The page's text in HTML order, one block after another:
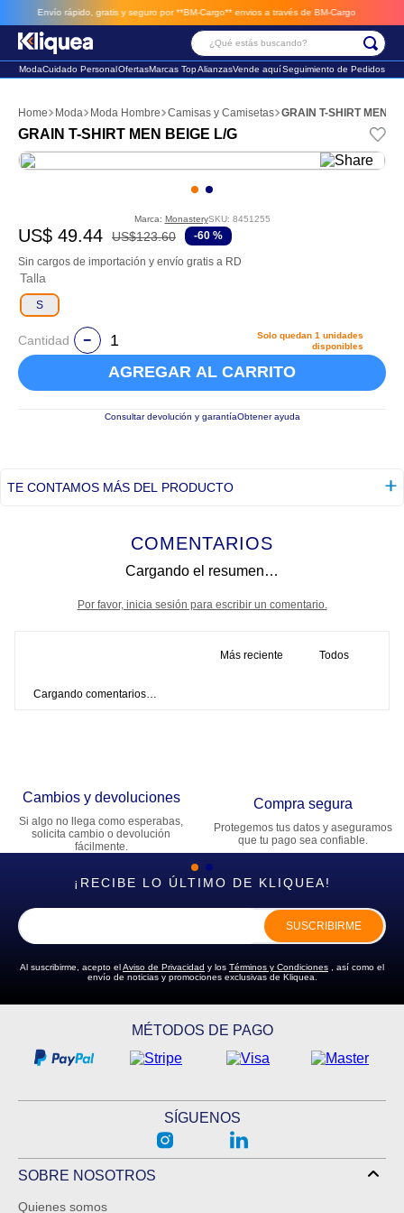
Envío rápido, gratis y seguro por **BM-Cargo** envios a través de BM-Cargo
¿Qué estás buscando?
ModaCuidado PersonalOfertasMarcas TopAlianzasVende aquíSeguimiento de Pedidos
Moda Moda Hombre Camisas y Camisetas GRAIN T-SHIRT MEN
GRAIN T-SHIRT MEN BEIGE L/G
Marca: MonasterySKU: 8451255
US$ 49.44 US$123.60 -60 %
Sin cargos de importación y envío gratis a RD
Talla
S
Cantidad Solo quedan 1 unidades
disponibles
AGREGAR AL CARRITO
Consultar devolución y garantíaObtener ayuda
TE CONTAMOS MÁS DEL PRODUCTO
COMENTARIOS
Cargando el resumen…
Por favor, inicia sesión para escribir un comentario.
Más reciente Todos
Cargando comentarios…
Cambios y devoluciones
Si algo no llega como esperabas,
solicita cambio o devolución
fácilmente.
Compra segura
Protegemos tus datos y aseguramos
que tu pago sea confiable.
¡RECIBE LO ÚLTIMO DE KLIQUEA!
SUSCRIBIRME
Al suscribirme, acepto elAviso de Privacidad y los Términos y Condiciones , así como el
envío de noticias y promociones exclusivas de Kliquea.
MÉTODOS DE PAGO
SÍGUENOS
SOBRE NOSOTROS
Quienes somos
2. sandalia